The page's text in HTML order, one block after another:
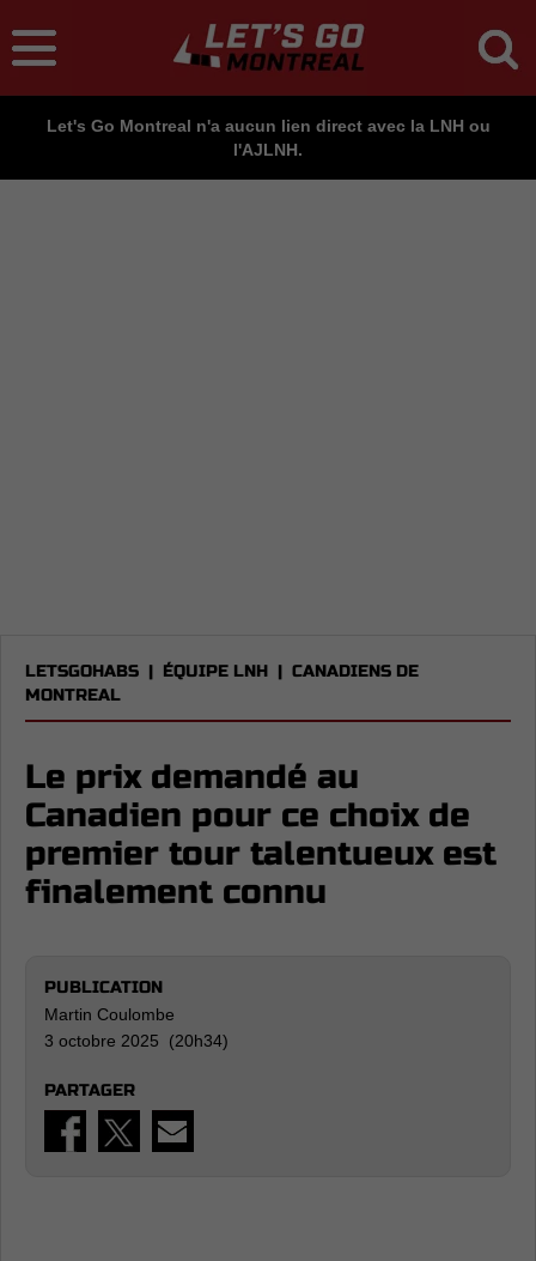
Let's Go Montreal n'a aucun lien direct avec la LNH ou
l'AJLNH.
LETSGOHABS | ÉQUIPE LNH | CANADIENS DE
MONTREAL
Le prix demandé au
Canadien pour ce choix de
premier tour talentueux est
finalement connu
PUBLICATION
Martin Coulombe
3 octobre 2025 (20h34)
PARTAGER